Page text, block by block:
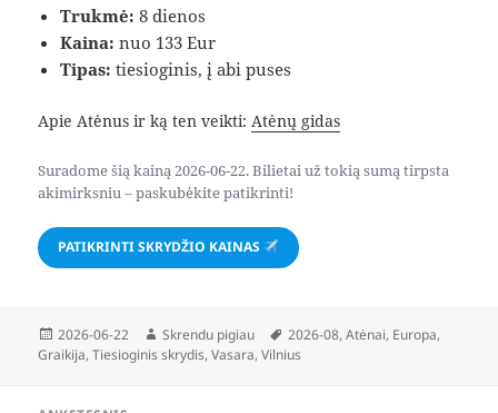
Trukmė: 8 dienos
Kaina: nuo 133 Eur
Tipas: tiesioginis, į abi puses
Apie Atėnus ir ką ten veikti:Atėnų gidas
Suradome šią kainą 2026-06-22. Bilietai už tokią sumą tirpsta
akimirksniu – paskubėkite patikrinti!
PATIKRINTI SKRYDŽIO KAINAS
Paskelbta
2026-06-22 Autorius
Skrendu pigiau Žymos
2026-08,Atėnai, Europa,
Graikija,Tiesioginis skrydis,Vasara,Vilnius